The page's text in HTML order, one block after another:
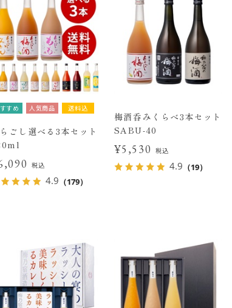
すめ 人気商品 送料込
ごし選べる3本セット
税込
4.9 （179）
梅酒呑みくらべ3本セット
SABU-40
¥5,530 税込
4.9 （19）